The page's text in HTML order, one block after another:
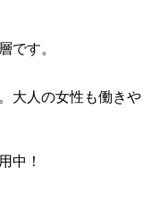
です。
大人の女性も働きや
中！